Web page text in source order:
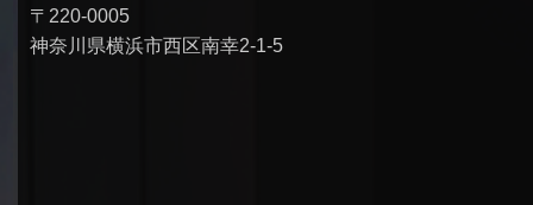
〒220-0005
神奈川県横浜市西区南幸2-1-5